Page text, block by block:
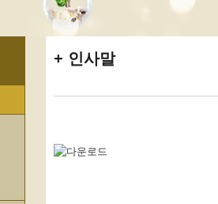
인사말